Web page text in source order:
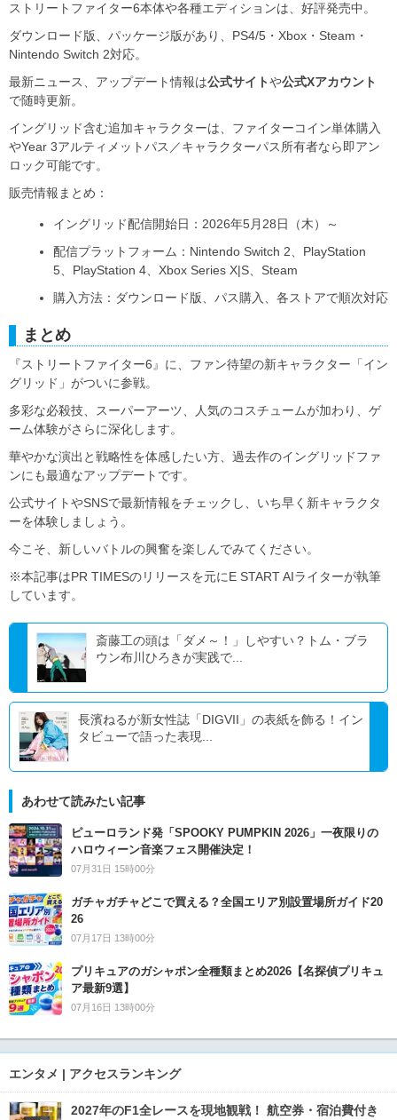
ストリートファイター6本体や各種エディションは、好評発売中。
ダウンロード版、パッケージ版があり、PS4/5・Xbox・Steam・
Nintendo Switch 2対応。
最新ニュース、アップデート情報は公式サイトや公式Xアカウント
で随時更新。
イングリッド含む追加キャラクターは、ファイターコイン単体購入
やYear 3アルティメットパス／キャラクターパス所有者なら即アン
ロック可能です。
販売情報まとめ：
イングリッド配信開始日：2026年5月28日（木）～
配信プラットフォーム：Nintendo Switch 2、PlayStation
5、PlayStation 4、Xbox Series X|S、Steam
購入方法：ダウンロード版、パス購入、各ストアで順次対応
まとめ
『ストリートファイター6』に、ファン待望の新キャラクター「イン
グリッド」がついに参戦。
多彩な必殺技、スーパーアーツ、人気のコスチュームが加わり、ゲ
ーム体験がさらに深化します。
華やかな演出と戦略性を体感したい方、過去作のイングリッドファ
ンにも最適なアップデートです。
公式サイトやSNSで最新情報をチェックし、いち早く新キャラクタ
ーを体験しましょう。
今こそ、新しいバトルの興奮を楽しんでみてください。
※本記事はPR TIMESのリリースを元にE START AIライターが執筆
しています。
斎藤工の頭は「ダメ～！」しやすい？トム・ブラ
ウン布川ひろきが実践で...
長濱ねるが新女性誌「DIGVII」の表紙を飾る！イン
タビューで語った表現...
あわせて読みたい記事
ピューロランド発「SPOOKY PUMPKIN 2026」一夜限りの
ハロウィーン音楽フェス開催決定！
07月31日 15時00分
ガチャガチャどこで買える？全国エリア別設置場所ガイド20
26
07月17日 13時00分
プリキュアのガシャポン全種類まとめ2026【名探偵プリキュ
ア最新9選】
07月16日 13時00分
エンタメ | アクセスランキング
2027年のF1全レースを現地観戦！ 航空券・宿泊費付き